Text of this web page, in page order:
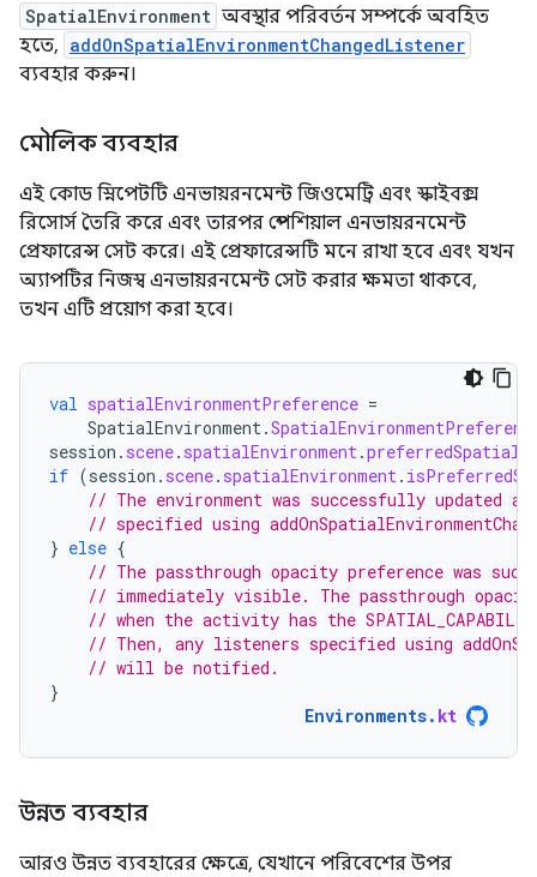
SpatialEnvironment অবস্থার পরিবর্তন সম্পর্কে অবহিত
হতে, addOnSpatialEnvironmentChangedListener
ব্যবহার করুন।
মৌলিক ব্যবহার
এই কোড স্নিপেটটি এনভায়রনমেন্ট জিওমেট্রি এবং স্কাইবক্স
রিসোর্স তৈরি করে এবং তারপর স্পেশিয়াল এনভায়রনমেন্ট
প্রেফারেন্স সেট করে। এই প্রেফারেন্সটি মনে রাখা হবে এবং যখন
অ্যাপটির নিজস্ব এনভায়রনমেন্ট সেট করার ক্ষমতা থাকবে,
তখন এটি প্রয়োগ করা হবে।
val spatialEnvironmentPreference =
SpatialEnvironment.
session . scene. spatialEnvironment.
if (session . scene. spatialEnvironment.
// The environment was successfully updated
// specified using
} else {
// The passthrough opacity preference was
// immediately visible. The passthrough
// when the activity has the
// Then, any listeners specified using
// will be notified.
}
Environments. kt
উন্নত ব্যবহার
আরও উন্নত ব্যবহারের ক্ষেত্রে, যেখানে পরিবেশের উপর